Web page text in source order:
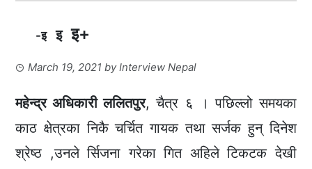
-इ इ इ+
March 19, 2021 byInterview Nepal
महेन्द्र अधिकारी ललितपुर, चैत्र ६ । पछिल्लो समयका
काठ क्षेत्रका निकै चर्चित गायक तथा सर्जक हुन् दिनेश
श्रेष्ठ ,उनले र्सिजना गरेका गित अहिले टिकटक देखी